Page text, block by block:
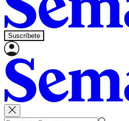
Suscríbete